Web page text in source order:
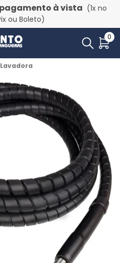
à vista (1x no
ou Boleto)
0